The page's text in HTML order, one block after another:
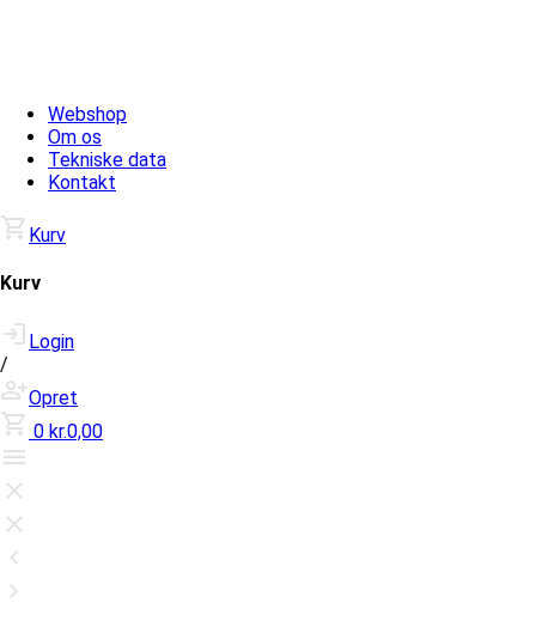
Webshop
Om os
Tekniske data
Kontakt
Kurv
Kurv
Login
/
Opret
0 kr.0,00